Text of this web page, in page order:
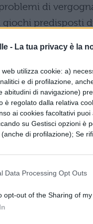
- La tua privacy è la
utilizza cookie: a)
e di profilazione,
abitudini di navigazione)
è regolato dalla relativa
ai cookies facoltativi
su Gestisci opzioni è
di profilazione); Se
Data Processing Opt Outs
opt-out of the Sharing of my
di
predisposti
e ad
fluente ed
a sognare in
ore di esercizi e
materie di
del pacchetto
generalmente
città, alla visita
cui non avete
l’ebbrezza
ha più ne
dalla